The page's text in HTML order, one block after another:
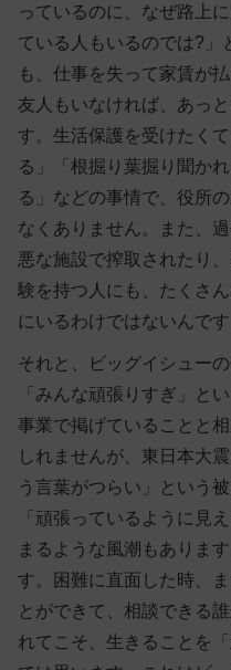
っているのに、なぜ路上
ている人もいるのでは?」
も、仕事を失って家賃が
友人もいなければ、あっ
す。生活保護を受けたく
る」「根掘り葉掘り聞か
る」などの事情で、役所
なくありません。また、
悪な施設で搾取されたり
験を持つ人にも、たくさ
にいるわけではないんです
それと、ビッグイシュー
「みんな頑張りすぎ」と
事業で掲げていることと
しれませんが、東日本大
う言葉がつらい」という
「頑張っているように見
まるような風潮もありま
す。困難に直面した時、
とができて、相談できる
れてこそ、生きることを